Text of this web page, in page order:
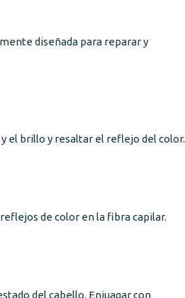
diseñada para reparar y
el brillo y resaltar el reflejo del color.
de color en la fibra capilar.
del cabello. Enjuagar con